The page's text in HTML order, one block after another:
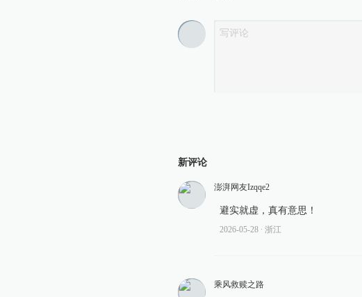
新评论
澎湃网友Izqqe2
避实就虚，真有意思！
2026-05-28 ∙ 浙江
乘风救赎之路